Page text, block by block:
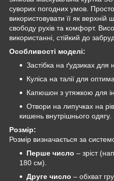
суворих погодних умов.
використовувати її як
свободу рухів та комфорт.
використанні, стійкий до
Особливості моделі:
Застібка на ґудзиках для
Куліса на талії для
Капюшон з утяжкою для
Отвори на липучках на
кишень внутрішнього одягу.
Розмір:
Розмір визначається за
Перше число – зріст
180 см).
Друге число – обхват